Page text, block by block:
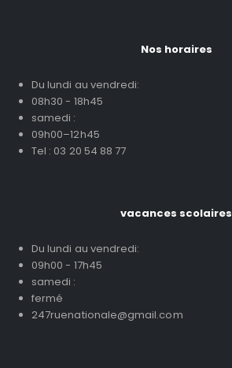
Nos horaires
Du lundi au vendredi:
08h30 - 18h45
samedi :
09h00–12h45
Tel : 03 20 54 88 77
vacances scolaires
Du lundi au vendredi:
09h00 - 17h45
samedi :
fermé
247ruenationale@gmail.com